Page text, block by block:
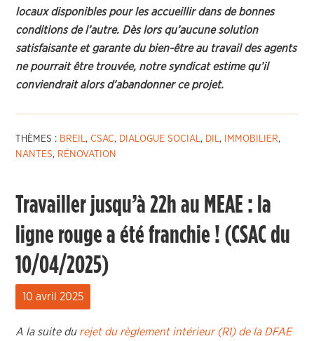
locaux disponibles pour les accueillir dans de bonnes
conditions de l’autre. Dès lors qu’aucune solution
satisfaisante et garante du bien-être au travail des agents
ne pourrait être trouvée, notre syndicat estime qu’il
conviendrait alors d’abandonner ce projet.
THÈMES : BREIL,CSAC, DIALOGUE SOCIAL, DIL, IMMOBILIER,
NANTES, RÉNOVATION
Travailler jusqu’à 22h au MEAE : la
ligne rouge a été franchie ! (CSAC du
10/04/2025)
10 avril 2025
A la suite durejet du règlement intérieur (RI) de la DFAE